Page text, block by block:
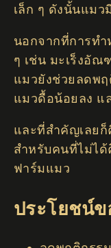
เล็ก ๆ ดังนั้นแมว
นอกจากที่การท
ๆ เช่น มะเร็งอัณ
แมวยังช่วยลดพ
แมวดื้อน้อยลง แ
และที่สำคัญเลย
สำหรับคนที่ไม่ไ
ฟาร์มแมว
ประโยชน์